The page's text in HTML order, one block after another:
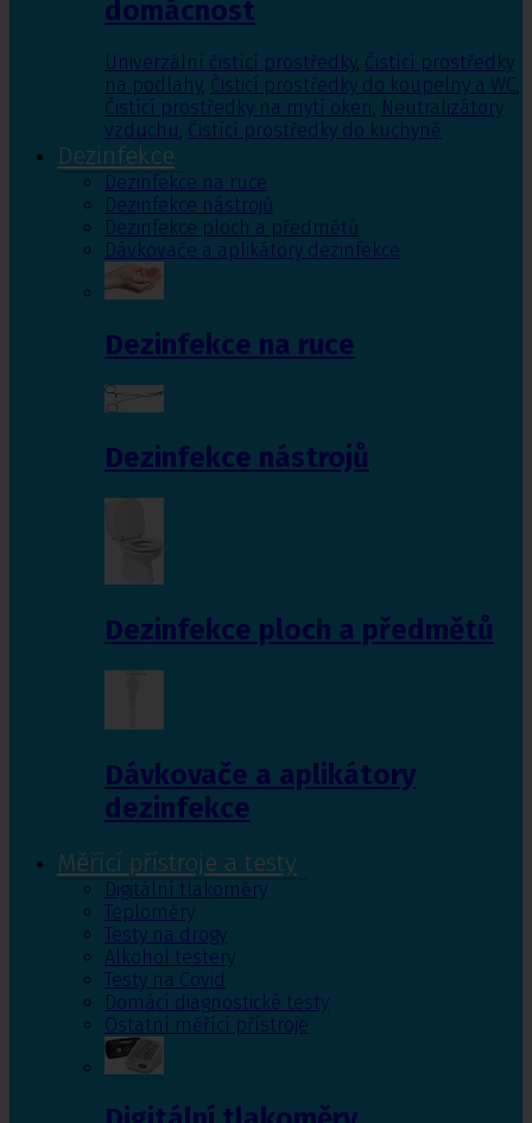
domácnost
Univerzální čistící prostředky, Čistící prostředky
na podlahy, Čisticí prostředky do koupelny a WC,
Čistící prostředky na mytí oken, Neutralizátory
vzduchu, Čistící prostředky do kuchyně
Dezinfekce
Dezinfekce na ruce
Dezinfekce nástrojů
Dezinfekce ploch a předmětů
Dávkovače a aplikátory dezinfekce
Dezinfekce na ruce
Dezinfekce nástrojů
Dezinfekce ploch a předmětů
Dávkovače a aplikátory
dezinfekce
Měřící přístroje a testy
Digitální tlakoměry
Teploměry
Testy na drogy
Alkohol testery
Testy na Covid
Domácí diagnostické testy
Ostatní měřící přístroje